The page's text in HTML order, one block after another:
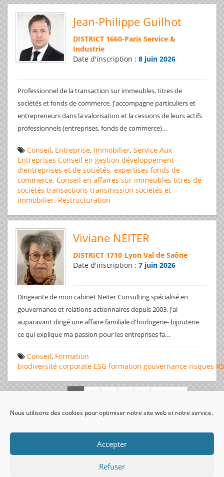
Nous utilisons des cookies pour optimiser notre site web et notre service.
Accepter
Refuser
Jean-Philippe Guilhot
DISTRICT 1660-Paris Service &
Industrie
Date d'inscription : 8 juin 2026
Professionnel de la transaction sur immeubles, titres de
sociétés et fonds de commerce, j'accompagne particuliers et
entrepreneurs dans la valorisation et la cessions de leurs actifs
professionnels (entreprises, fonds de commerce)...
Conseil, Entreprise, Immobilier, Service Aux
Entreprises Conseil en gestion développement
d'entreprises et de sociétés. expertises fonds de
commerce. Conseil en affaires sur immeubles titres de
sociétés transactions transmission sociétés et
immobilier. Restructuration
Viviane NEITER
DISTRICT 1710-Lyon Val de Saône
Date d'inscription : 7 juin 2026
Dirigeante de mon cabinet Neiter Consulting spécialisé en
gouvernance et relations actionnaires depuis 2003, j'ai
auparavant dirigé une affaire familiale d'horlogerie- bijouterie
ce qui explique ma passion pour les entreprises fa...
Conseil, Formation
biodiversité corporate ESG formation gouvernance risques
visiteurs uniques: